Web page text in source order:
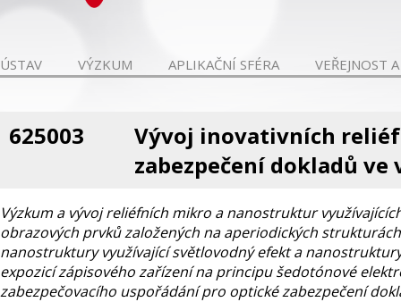
ÚSTAV VÝZKUM APLIKAČNÍ SFÉRA VEŘEJNOST
625003
Vývoj inovativních
zabezpečení dokladů
Výzkum a vývoj reliéfních mikro a nanostruktur
obrazových prvků založených na aperiodických
nanostruktury využívající světlovodný efekt a
expozicí zápisového zařízení na principu šedotónové
zabezpečovacího uspořádání pro optické zabezpečení